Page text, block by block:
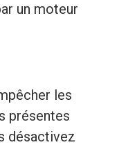
un moteur
les
présentes
désactivez